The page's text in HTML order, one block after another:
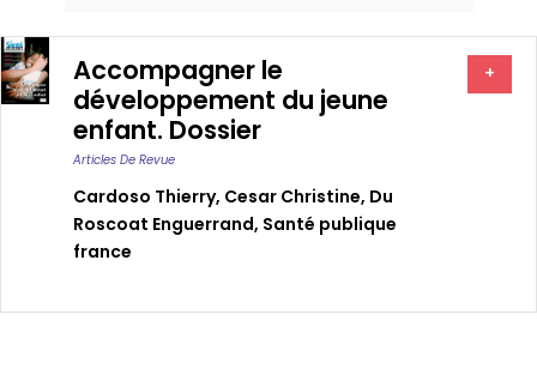
Accompagner le
développement du jeune
enfant. Dossier
Articles De Revue
Cardoso Thierry, Cesar Christine, Du
Roscoat Enguerrand, Santé publique
france
+